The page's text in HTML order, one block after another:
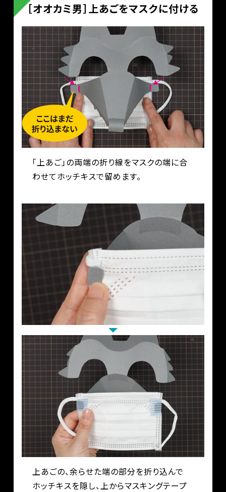
［オオカミ男］上あごをマスクに付ける
「上あご」の両端の折り線をマスクの端に合
わせてホッチキスで留めます。
上あごの、余らせた端の部分を折り込んで
ホッチキスを隠し、上からマスキングテープ